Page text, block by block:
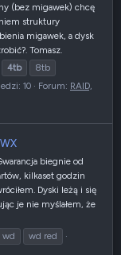
(bez migawek) chcę
struktury
migawek, a dysk
Tomasz.
4tb
8tb
10 Forum: RAID,
biegnie od
kilkaset godzin
Dyski leżą i się
je nie myślałem, że
wd
wd red